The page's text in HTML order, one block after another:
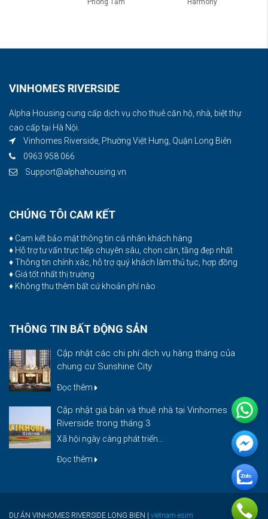
VINHOMES RIVERSIDE
Alpha Housing cung cấp dịch vụ cho thuê căn hộ, nhà, biệt thự
cao cấp tại Hà Nội.
Vinhomes Riverside, Phường Việt Hưng, Quận Long Biên
0963 958 066
Support@alphahousing.vn
CHÚNG TÔI CAM KẾT
♦ Cam kết bảo mật thông tin cá nhân khách hàng
♦ Hỗ trợ tư vấn trực tiếp chuyên sâu, chọn căn, tầng đẹp nhất
♦ Thông tin chính xác, hỗ trợ quý khách làm thủ tục, hợp đồng
♦ Giá tốt nhất thị trường
♦ Không thu thêm bất cứ khoản phí nào
THÔNG TIN BẤT ĐỘNG SẢN
Cập nhật các chi phí dịch vụ hàng tháng của
chung cư Sunshine City
Đọc thêm
Cập nhật giá bán và thuê nhà tại Vinhomes
Riverside trong tháng 3
Xã hội ngày càng phát triển...
Đọc thêm
DỰ ÁN VINHOMES RIVERSIDE LONG BIEN | vietnam esim